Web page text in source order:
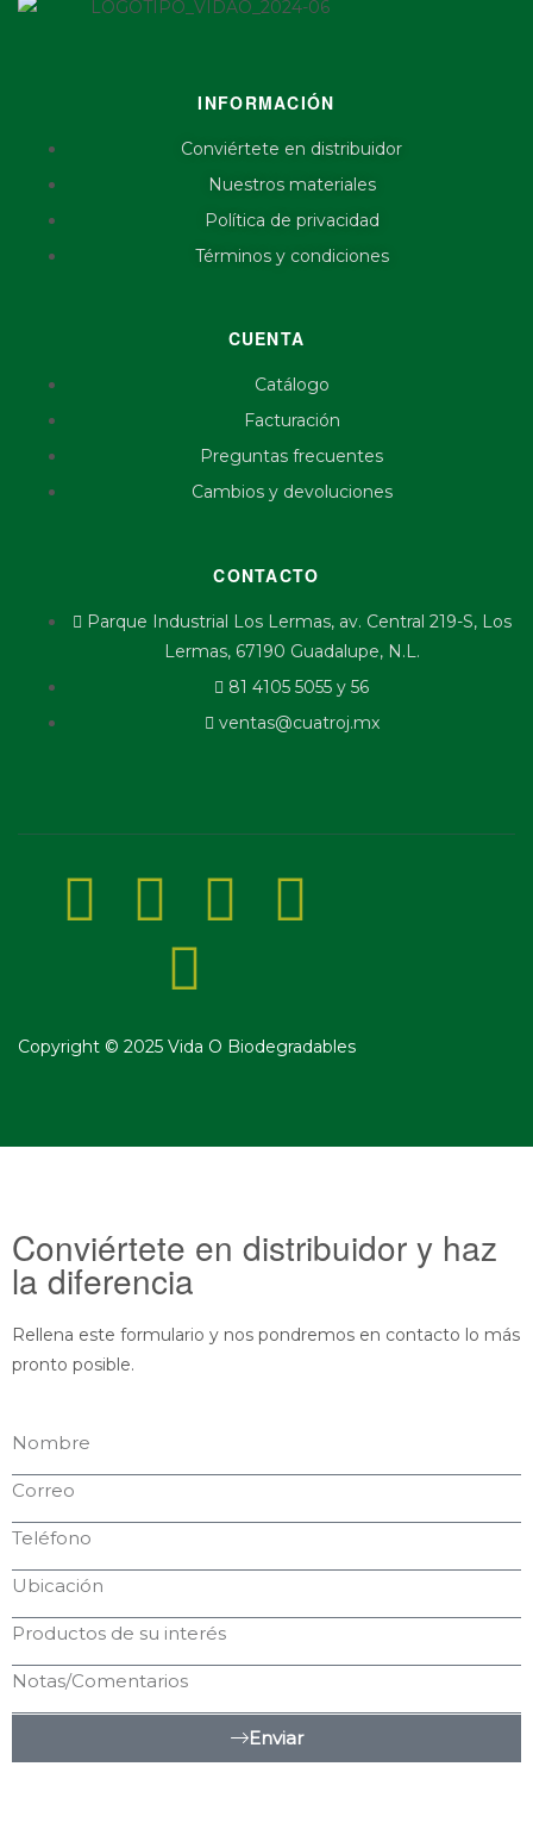
INFORMACIÓN
Conviértete en distribuidor
Nuestros materiales
Política de privacidad
Términos y condiciones
CUENTA
Catálogo
Facturación
Preguntas frecuentes
Cambios y devoluciones
CONTACTO
Parque Industrial Los Lermas, av. Central 219-S, Los
Lermas, 67190 Guadalupe, N.L.
81 4105 5055 y 56
ventas@cuatroj.mx
Copyright © 2025 Vida O Biodegradables
Conviértete en distribuidor y haz
la diferencia
Rellena este formulario y nos pondremos en contacto lo más
pronto posible.
Enviar